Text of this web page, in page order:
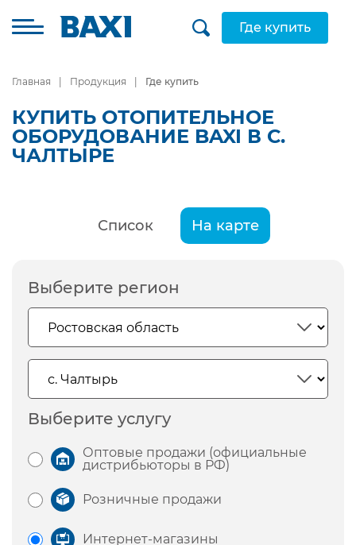
Где купить
Главная Продукция Где купить
КУПИТЬ ОТОПИТЕЛЬНОЕ
ОБОРУДОВАНИЕ BAXI В С.
ЧАЛТЫРЕ
Список На карте
Выберите регион
Выберите услугу
Оптовые продажи (официальные
дистрибьюторы в РФ)
Розничные продажи
Интернет-магазины